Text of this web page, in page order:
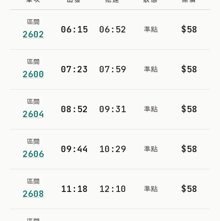
區間
2602 06:15 06:52 準點 $58
區間
2600 07:23 07:59 準點 $58
區間
2604 08:52 09:31 準點 $58
區間
2606 09:44 10:29 準點 $58
區間
2608 11:18 12:10 準點 $58